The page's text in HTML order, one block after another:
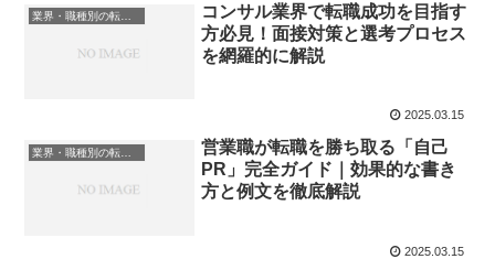
業界・職種別の転職情報
コンサル業界で転職成功を目指す
方必見！面接対策と選考プロセス
を網羅的に解説
2025.03.15
業界・職種別の転職情報
営業職が転職を勝ち取る「自己
PR」完全ガイド｜効果的な書き
方と例文を徹底解説
2025.03.15